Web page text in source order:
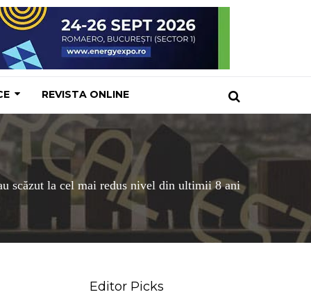
REVISTA ONLINE
scăzut la cel mai redus nivel din ultimii 8 ani
Editor Picks